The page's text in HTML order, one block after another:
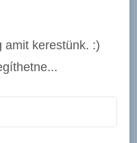
amit kerestünk. :)